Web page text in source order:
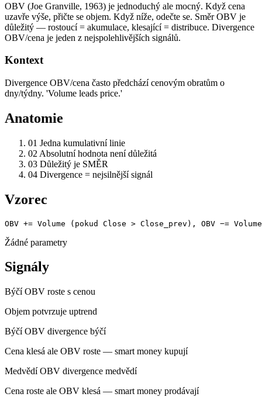
OBV (Joe Granville, 1963) je jednoduchý ale mocný. Když cena
uzavře výše, přičte se objem. Když níže, odečte se. Směr OBV je
důležitý — rostoucí = akumulace, klesající = distribuce. Divergence
OBV/cena je jeden z nejspolehlivějších signálů.
Kontext
Divergence OBV/cena často předchází cenovým obratům o
dny/týdny. 'Volume leads price.'
Anatomie
01 Jedna kumulativní linie
02 Absolutní hodnota není důležitá
03 Důležitý je SMĚR
04 Divergence = nejsilnější signál
Vzorec
OBV += Volume (pokud Close > Close_prev), OBV −=
Žádné parametry
Signály
BýčíOBV roste s cenou
Objem potvrzuje uptrend
BýčíOBV divergence býčí
Cena klesá ale OBV roste — smart money kupují
MedvědíOBV divergence medvědí
Cena roste ale OBV klesá — smart money prodávají